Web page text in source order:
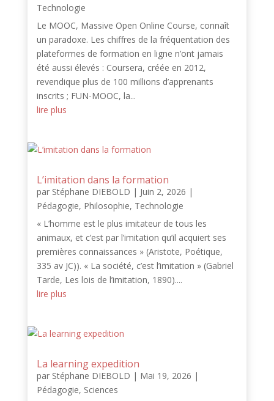
Technologie
Le MOOC, Massive Open Online Course, connaît
un paradoxe. Les chiffres de la fréquentation des
plateformes de formation en ligne n’ont jamais
été aussi élevés : Coursera, créée en 2012,
revendique plus de 100 millions d’apprenants
inscrits ; FUN-MOOC, la...
lire plus
L’imitation dans la formation
par Stéphane DIEBOLD | Juin 2, 2026 |
Pédagogie, Philosophie, Technologie
« L’homme est le plus imitateur de tous les
animaux, et c’est par l’imitation qu’il acquiert ses
premières connaissances » (Aristote, Poétique,
335 av JC)). « La société, c’est l’imitation » (Gabriel
Tarde, Les lois de l’imitation, 1890)....
lire plus
La learning expedition
par Stéphane DIEBOLD | Mai 19, 2026 |
Pédagogie, Sciences